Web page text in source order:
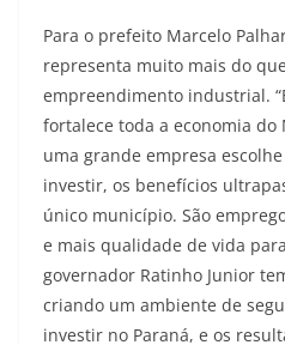
Para o prefeito Marcelo
representa muito mais do
empreendimento industrial.
fortalece toda a economia do
uma grande empresa
investir, os benefícios
único município. São
e mais qualidade de vida
governador Ratinho Junior
criando um ambiente de
investir no Paraná, e os